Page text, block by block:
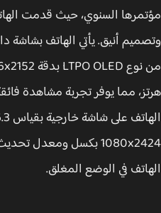
السنوي، حيث قدمت
مما يوفر تجربة مشاهدة
في الوضع المغلق.